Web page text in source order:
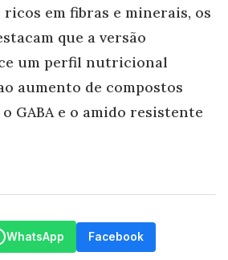
ricos em fibras e minerais, os
que a versão
um perfil nutricional
aumento de compostos
GABA e o amido resistente
WhatsApp Facebook